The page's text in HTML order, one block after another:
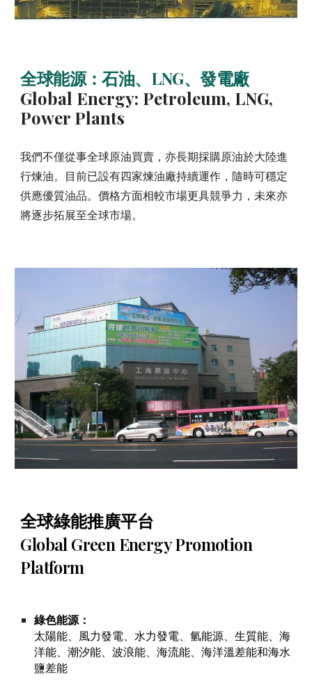
全球能源：石油、LNG、發電廠
Global Energy: Petroleum, LNG,
Power Plants
我們不僅從事全球原油買賣，亦長期採購原油於大陸進
行煉油。目前已設有四家煉油廠持續運作，隨時可穩定
供應優質油品。價格方面相較市場更具競爭力，未來亦
將逐步拓展至全球市場。
全球綠能推廣平台
Global Green Energy Promotion
Platform
綠色能源：
太陽能、風力發電、水力發電、氫能源、生質能、海
洋能 、潮汐能、波浪能、海流能、海洋溫差能和海水
鹽差能